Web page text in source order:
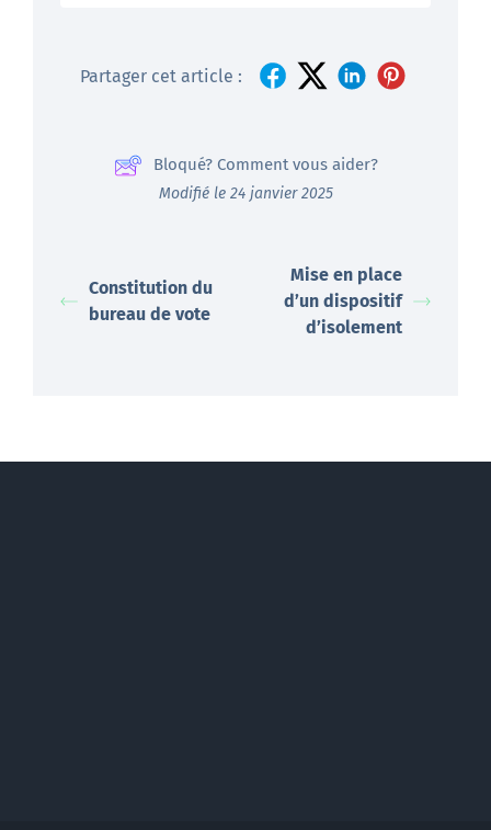
Partager cet article :
Bloqué? Comment vous aider?
Modifié le 24 janvier 2025
Constitution du
bureau de vote
Mise en place
d’un dispositif
d’isolement